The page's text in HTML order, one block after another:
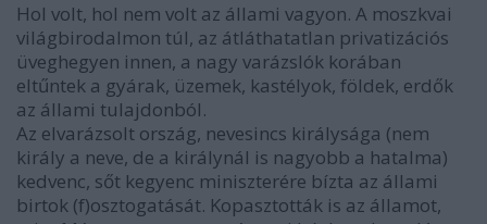
Hol volt, hol nem volt az állami vagyon. A moszkvai
világbirodalmon túl, az átláthatatlan privatizációs
üveghegyen innen, a nagy varázslók korában
eltűntek a gyárak, üzemek, kastélyok, földek, erdők
az állami tulajdonból.
Az elvarázsolt ország, nevesincs királysága (nem
király a neve, de a királynál is nagyobb a hatalma)
kedvenc, sőt kegyenc miniszterére bízta az állami
birtok (f)osztogatását. Kopasztották is az államot,